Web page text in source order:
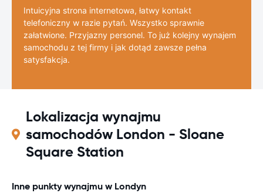
Intuicyjna strona internetowa, łatwy kontakt
telefoniczny w razie pytań. Wszystko sprawnie
załatwione. Przyjazny personel. To już kolejny wynajem
samochodu z tej firmy i jak dotąd zawsze pełna
satysfakcja.
Lokalizacja wynajmu
samochodów London - Sloane
Square Station
Inne punkty wynajmu w Londyn